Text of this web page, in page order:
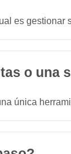
es gestionar
o una
única